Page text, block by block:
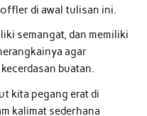
di awal tulisan ini.
semangat, dan memiliki
agar
buatan.
kita pegang erat di
kalimat sederhana